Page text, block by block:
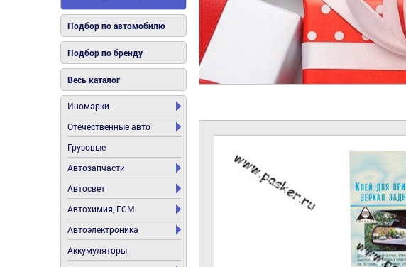
Подбор по автомобилю
Подбор по бренду
Весь каталог
Иномарки
Отечественные авто
Грузовые
Автозапчасти
Автосвет
Автохимия, ГСМ
Автоэлектроника
Аккумуляторы